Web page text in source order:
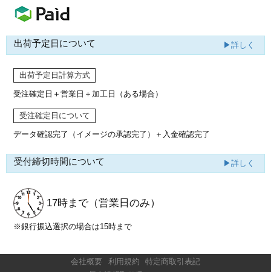
出荷予定日について ▶詳しく
出荷予定日計算方式
受注確定日＋営業日＋加工日（ある場合）
受注確定日について
データ確認完了（イメージの承認完了） ＋入金確認完了
受付締切時間について ▶詳しく
17時まで （営業日のみ）
※銀行振込選択の場合は15時まで
会社概要 利用規約
特定商取引表記